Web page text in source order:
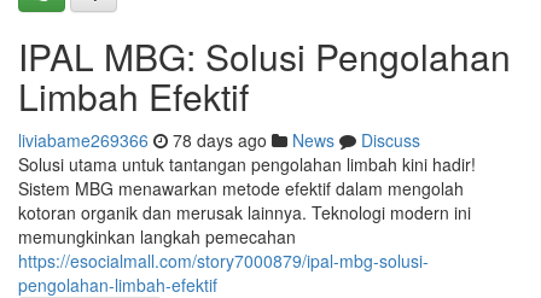
IPAL MBG: Solusi Pengolahan
Limbah Efektif
liviabame269366 78 days ago News
Discuss
Solusi utama untuk tantangan pengolahan limbah kini hadir!
Sistem MBG menawarkan metode efektif dalam mengolah
kotoran organik dan merusak lainnya. Teknologi modern ini
memungkinkan langkah pemecahan
https://esocialmall.com/story7000879/ipal-mbg-solusi-
pengolahan-limbah-efektif